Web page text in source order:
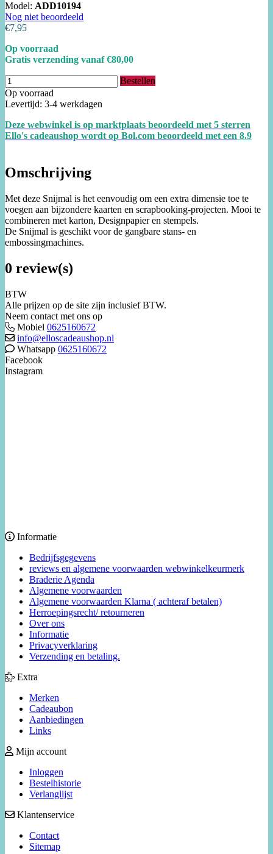
Model: ADD10194
Nog niet beoordeeld
€7,95
Op voorraad
Gratis verzending vanaf €80,00
Bestellen
Op voorraad
Levertijd: 3-4 werkdagen
Deze webwinkel is op marktplaats beoordeeld met 5 sterren
Ello's cadeaushop wordt op Bol.com beoordeeld met een 8.9
Omschrijving
Met deze Snijmal is het eenvoudig om een extra dimensie toe te
voegen aan bijzondere kaarten en scrapbooking-projecten. Mooi te
combineren met karton, Designpapier en stempels.
De Snijmal is geschikt voor de gangbare stans- en
embossingmachines.
0 review(s)
BTW
Alle prijzen op de site zijn inclusief BTW.
Neem contact met ons op
Mobiel 0625160672
info@elloscadeaushop.nl
Whatsapp 0625160672
Facebook
Instagram
Informatie
Bedrijfsgegevens
reviews en algemene voorwaarden webwinkelkeurmerk
Braderie Agenda
Algemene voorwaarden
Algemene voorwaarden Klarna ( achteraf betalen)
Herroepingsrecht/ retourneren
Over ons
Informatie
Privacyverklaring
Verzending en betaling.
Extra
Merken
Cadeaubon
Aanbiedingen
Links
Mijn account
Inloggen
Bestelhistorie
Verlanglijst
Klantenservice
Contact
Sitemap